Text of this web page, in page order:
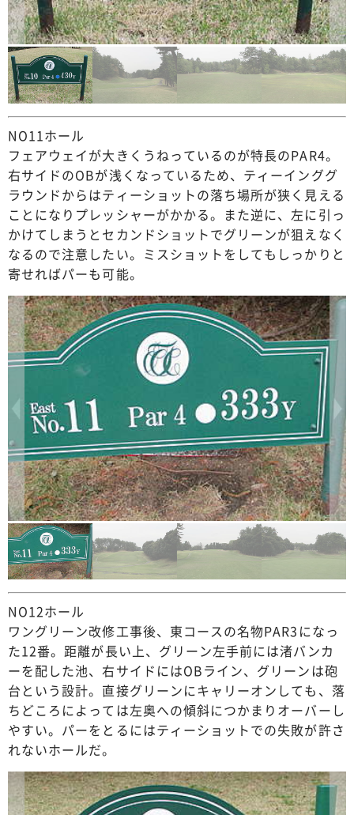
NO11ホール
フェアウェイが大きくうねっているのが特長のPAR4。
右サイドのOBが浅くなっているため、ティーインググ
ラウンドからはティーショットの落ち場所が狭く見える
ことになりプレッシャーがかかる。また逆に、左に引っ
かけてしまうとセカンドショットでグリーンが狙えなく
なるので注意したい。ミスショットをしてもしっかりと
寄せればパーも可能。
NO12ホール
ワングリーン改修工事後、東コースの名物PAR3になっ
た12番。距離が長い上、グリーン左手前には渚バンカ
ーを配した池、右サイドにはOBライン、グリーンは砲
台という設計。直接グリーンにキャリーオンしても、落
ちどころによっては左奥への傾斜につかまりオーバーし
やすい。パーをとるにはティーショットでの失敗が許さ
れないホールだ。